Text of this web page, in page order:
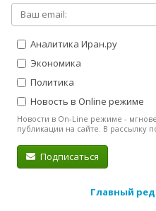
Аналитика Иран.ру
Экономика
Политика
Новость в Online режиме
Новости в On-Line режиме -
публикации на сайте. В рассылку
Подписаться
Главный